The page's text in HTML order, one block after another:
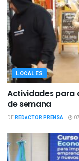
LOCALES
Actividades para
de semana
DEREDACTOR PRENSA